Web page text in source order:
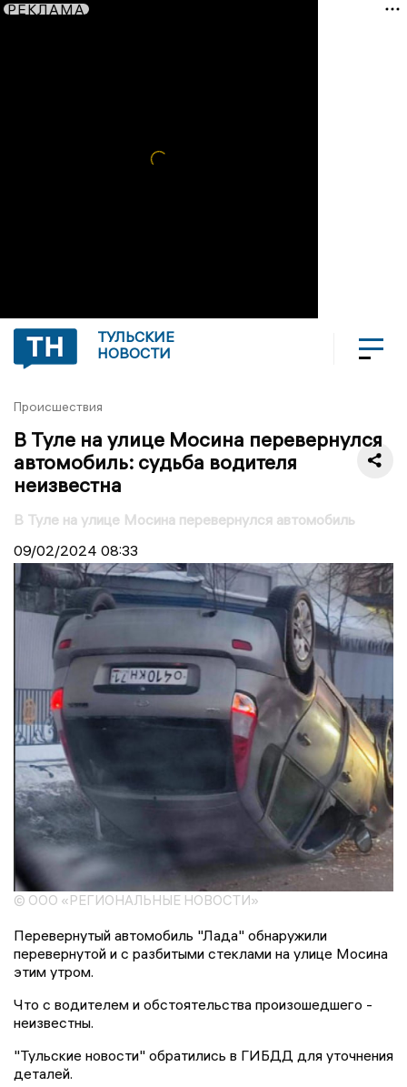
РЕКЛАМА
ТУЛЬСКИЕ
НОВОСТИ
Происшествия
В Туле на улице Мосина перевернулся
автомобиль: судьба водителя
неизвестна
В Туле на улице Мосина перевернулся автомобиль
09/02/2024 08:33
© ООО «РЕГИОНАЛЬНЫЕ НОВОСТИ»
Перевернутый автомобиль "Лада" обнаружили
перевернутой и с разбитыми стеклами на улице Мосина
этим утром.
Что с водителем и обстоятельства произошедшего -
неизвестны.
"Тульские новости" обратились в ГИБДД для уточнения
деталей.